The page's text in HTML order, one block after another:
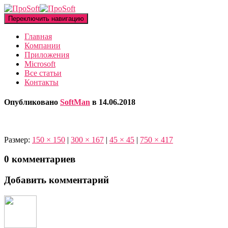
Переключить навигацию
Главная
Компании
Приложения
Microsoft
Все статьи
Контакты
Опубликовано SoftMan в 14.06.2018
Размер: 150 × 150 | 300 × 167 | 45 × 45 | 750 × 417
0 комментариев
Добавить комментарий